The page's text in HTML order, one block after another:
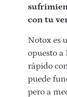
con tu
Notox es
opuesto a
rápido
puede
pero a